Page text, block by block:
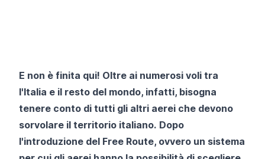
E non è finita qui! Oltre ai numerosi voli tra
l'Italia e il resto del mondo, infatti, bisogna
tenere conto di tutti gli altri aerei che devono
sorvolare il territorio italiano. Dopo
l'introduzione del Free Route, ovvero un sistema